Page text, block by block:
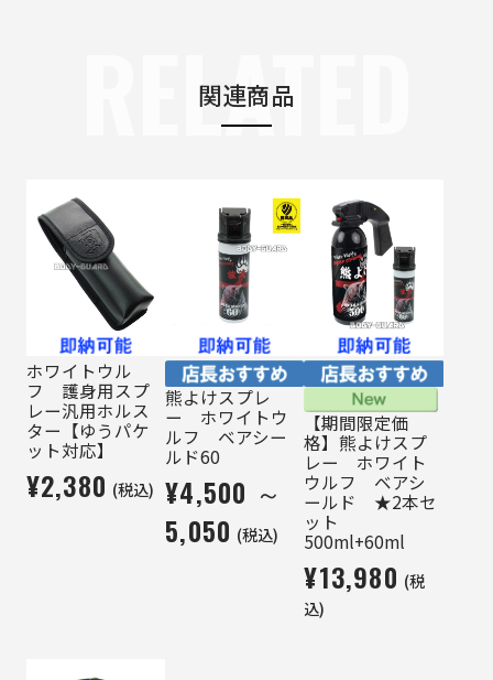
関連商品
RELATED
ホワイトウル
フ 護身用スプ
レー汎用ホルス
ター【ゆうパケ
ット対応】
¥2,380 (税込)
熊よけスプレ
ー ホワイトウ
ルフ ベアシー
ルド60
¥4,500 ～
5,050 (税込)
【期間限定価
格】熊よけスプ
レー ホワイト
ウルフ ベアシ
ールド ★2本セ
ット
500ml+60ml
¥13,980 (税
込)